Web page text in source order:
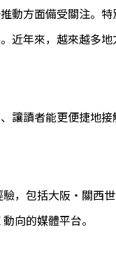
動方面備受關注。
近年來，越來越多
讓讀者能更便捷地
，包括大阪・關西
向的媒體平台。